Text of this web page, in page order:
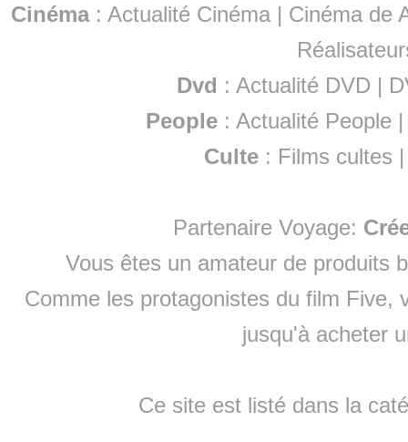
Cinéma: Actualité Cinéma | Cinéma de
Dvd : Actualité DVD |
People :Actualité People
Culte : Films cultes
Partenaire Voyage:
Vous êtes un amateur de produits
Comme les protagonistes du film Five,
jusqu'à acheter
Ce site est listé dans la